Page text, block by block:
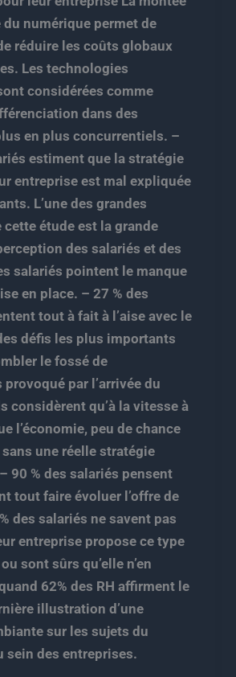
numérique permet de
réduire les coûts globaux
Les technologies
considérées comme
dans des
en plus concurrentiels. –
estiment que la stratégie
entreprise est mal expliquée
L’une des grandes
cette étude est la grande
des salariés et des
salariés pointent le manque
en place. – 27 % des
tout à fait à l’aise avec le
défis les plus importants
le fossé de
par l’arrivée du
considèrent qu’à la vitesse à
l’économie, peu de chance
sans une réelle stratégie
90 % des salariés pensent
tout faire évoluer l’offre de
des salariés ne savent pas
entreprise propose ce type
sont sûrs qu’elle n’en
62% des RH affirment le
illustration d’une
sur les sujets du
sein des entreprises.